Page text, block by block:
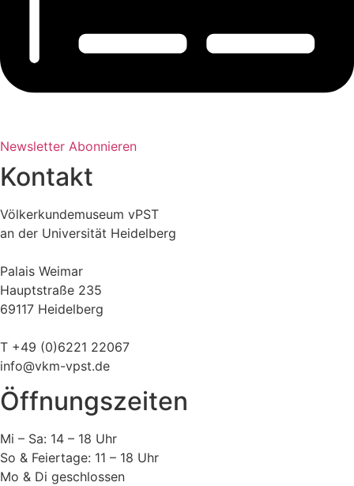
Newsletter Abonnieren
Kontakt
Völkerkundemuseum vPST
an der Universität Heidelberg
Palais Weimar
Hauptstraße 235
69117 Heidelberg
T +49 (0)6221 22067
info@vkm-vpst.de
Öffnungszeiten
Mi – Sa: 14 – 18 Uhr
So & Feiertage: 11 – 18 Uhr
Mo & Di geschlossen